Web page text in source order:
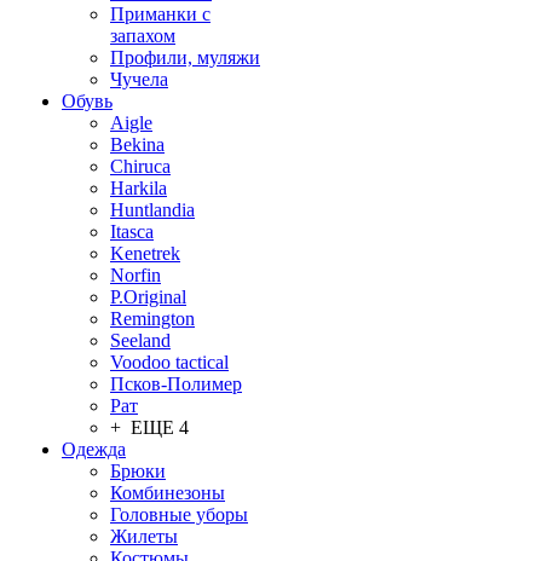
Приманки с
запахом
Профили, муляжи
Чучела
Обувь
Aigle
Bekina
Chiruсa
Harkila
Huntlandia
Itasca
Kenetrek
Norfin
P.Original
Remington
Seeland
Voodoo tactical
Псков-Полимер
Рат
+ ЕЩЕ 4
Одежда
Брюки
Комбинезоны
Головные уборы
Жилеты